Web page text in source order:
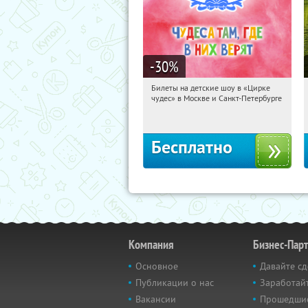
-30%
01:24:23 Получили:3284
Билеты на детские шоу в «Цирке
чудес» в Москве и Санкт-Петербурге
Бесплатно
Компания
Основное
Публикации о нас
Вакансии
Бизнес-
Давайте